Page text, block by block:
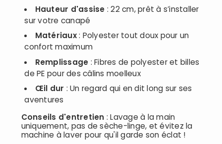
Hauteur d'assise : 22 cm, prêt à s’installer
sur votre canapé
Matériaux: Polyester tout doux pour un
confort maximum
Remplissage : Fibres de polyester et billes
de PE pour des câlins moelleux
Œil dur : Un regard qui en dit long sur ses
aventures
Conseils d'entretien : Lavage à la main
uniquement, pas de sèche-linge, et évitez la
machine à laver pour qu'il garde son éclat !